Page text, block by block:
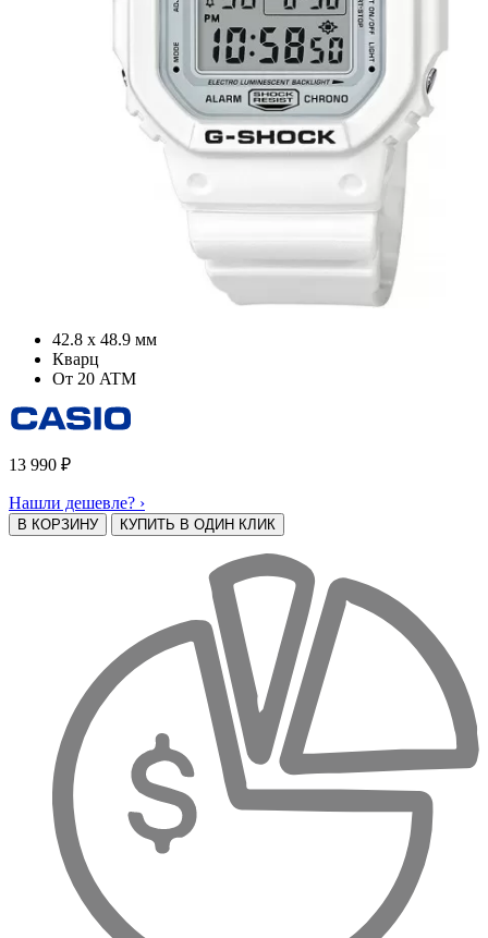
42.8 х 48.9 мм
Кварц
От 20 ATM
13 990 ₽
Нашли дешевле? ›
В КОРЗИНУ КУПИТЬ В ОДИН КЛИК